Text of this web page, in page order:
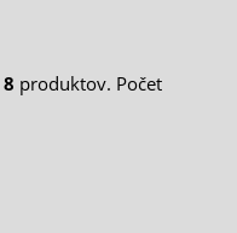
8 produktov. Počet